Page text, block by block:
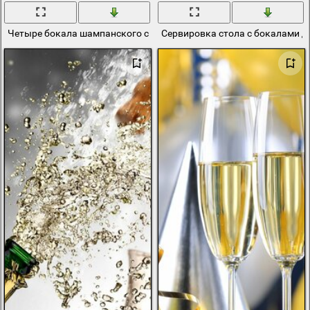
Четыре бокала шампанского с цифрами символизирующими
Сервировка стола с бокалами